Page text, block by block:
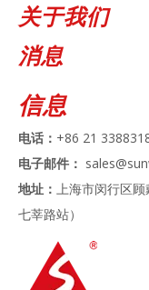
关于我们
消息
信息
电话： +86 21
电子邮件：
地址： 上海市闵行区
七莘路站）